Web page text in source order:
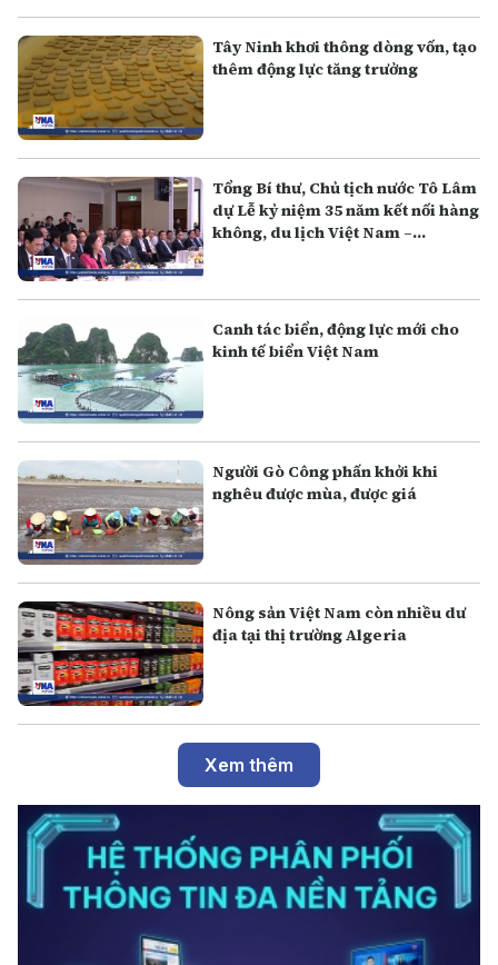
Tây Ninh khơi thông dòng vốn, tạo
thêm động lực tăng trưởng
Tổng Bí thư, Chủ tịch nước Tô Lâm
dự Lễ kỷ niệm 35 năm kết nối hàng
không, du lịch Việt Nam –
Canh tác biển, động lực mới cho
kinh tế biển Việt Nam
Người Gò Công phấn khởi khi
nghêu được mùa, được giá
Nông sản Việt Nam còn nhiều dư
địa tại thị trường Algeria
Xem thêm